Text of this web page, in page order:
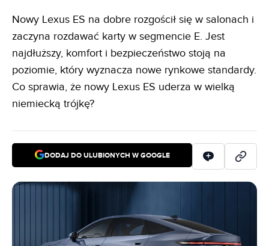
Nowy Lexus ES na dobre rozgościł się w salonach i
zaczyna rozdawać karty w segmencie E. Jest
najdłuższy, komfort i bezpieczeństwo stoją na
poziomie, który wyznacza nowe rynkowe standardy.
Co sprawia, że nowy Lexus ES uderza w wielką
niemiecką trójkę?
DODAJ DO ULUBIONYCH W GOOGLE